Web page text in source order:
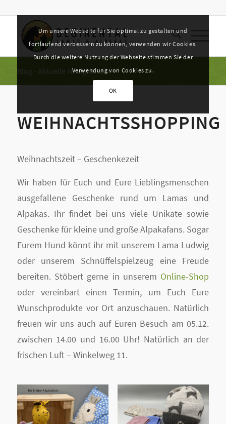
Blog - Aktuelle Neuigkeiten
WEIHNACHTSSHOPPING
Weihnachtszeit – Geschenkezeit
Wir haben für Euch und Eure Lieblingsmenschen
ausgefallene Geschenke rund um Lamas und
Alpakas. Ihr findet bei uns viele Unikate sowie
Geschenke für kleine und große Alpakafans. Sogar
Eurem Hund könnt ihr mit unserem Lama Ludwig
oder unserem Schnüffelspielzeug eine Freude
bereiten. Stöbert gerne in unserem Online-Shop
oder vereinbart einen Termin, um Euch Eure
Wunschprodukte vor Ort anzuschauen. Natürlich
freuen wir uns auch auf Euren Besuch am 05.12.
zwischen 14.00 und 16.00 Uhr! Natürlich an der
frischen Luft – Winkelweg 11.
Um unsere Webseite für Sie optimal zu gestalten und
fortlaufend verbessern zu können, verwenden wir Cookies.
Durch die weitere Nutzung der Webseite stimmen Sie der
Verwendung von Cookies zu.
OK